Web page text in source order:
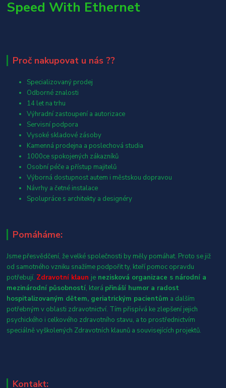
Speed With Ethernet
Proč nakupovat u nás ??
Specializovaný prodej
Odborné znalosti
14 let na trhu
Výhradní zastoupení a autorizace
Servisní podpora
Vysoké skladové zásoby
Kamenná prodejna a poslechová studia
1000ce spokojených zákazníků
Osobní péče a přístup majitelů
Výborná dostupnost autem i městskou dopravou
Návrhy a četné instalace
Spolupráce s architekty a designéry
Pomáháme:
Jsme přesvědčení, že velké společnosti by měly pomáhat. Proto se již
od samotného vzniku snažíme podpořit ty, kteří pomoc opravdu
potřebují. Zdravotní klaun je nezisková organizace s národní a
mezinárodní působností, která přináší humor a radost
hospitalizovaným dětem, geriatrickým pacientům a dalším
potřebným v oblasti zdravotnictví. Tím přispívá ke zlepšení jejich
psychického i celkového zdravotního stavu, a to prostřednictvím
speciálně vyškolených Zdravotních klaunů a souvisejících projektů.
Kontakt: